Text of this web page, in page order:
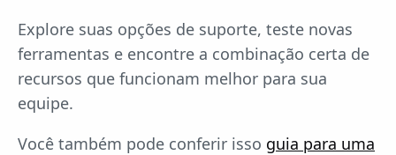
Explore suas opções de suporte, teste novas
ferramentas e encontre a combinação certa de
recursos que funcionam melhor para sua
equipe.
Você também pode conferir isso guia para uma